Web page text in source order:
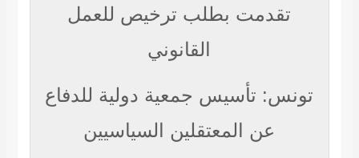
تقدمت بطلب ترخيص للعمل
القانوني
تونس: تأسيس جمعية دولية للدفاع
عن المعتقلين السياسيين